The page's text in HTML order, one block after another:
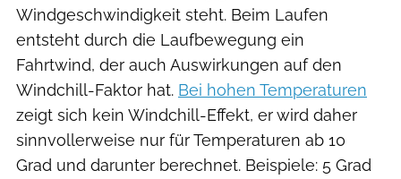
Windgeschwindigkeit steht. Beim Laufen
entsteht durch die Laufbewegung ein
Fahrtwind, der auch Aus­wirkungen auf den
Windchill-Faktor hat. Bei hohen Temperaturen
zeigt sich kein Windchill-Effekt, er wird daher
sinnvollerweise nur für Temperaturen ab 10
Grad und darunter berechnet. Beispiele: 5 Grad